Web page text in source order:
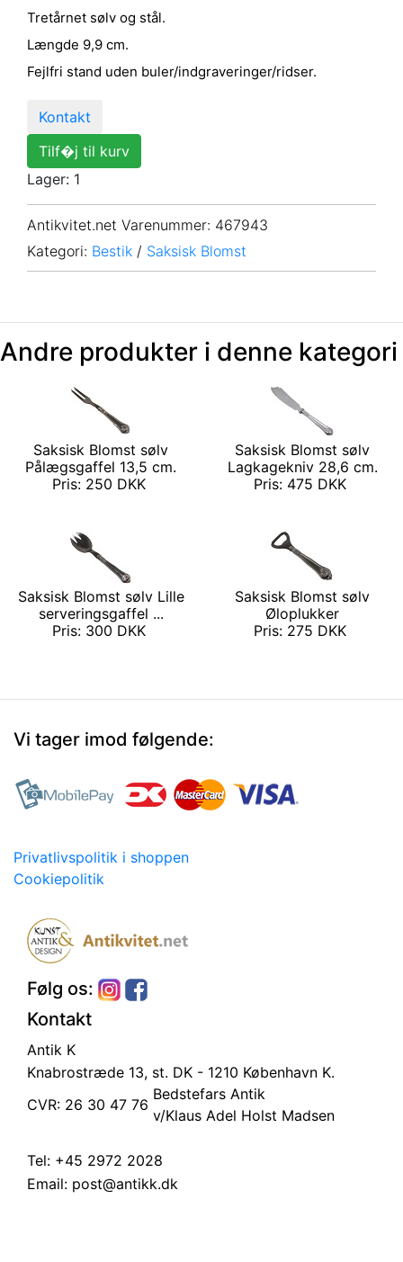
Tretårnet sølv og stål.
Længde 9,9 cm.
Fejlfri stand uden buler/indgraveringer/ridser.
Kontakt
Tilf�j til kurv
Lager: 1
Antikvitet.net Varenummer: 467943
Kategori: Bestik / Saksisk Blomst
Andre produkter i denne kategori
Saksisk Blomst sølv
Pålægsgaffel 13,5 cm.
Pris: 250 DKK
Saksisk Blomst sølv
Lagkagekniv 28,6 cm.
Pris: 475 DKK
Saksisk Blomst sølv Lille
serveringsgaffel ...
Pris: 300 DKK
Saksisk Blomst sølv
Øloplukker
Pris: 275 DKK
Vi tager imod følgende:
Privatlivspolitik i shoppen
Cookiepolitik
Følg os:
Kontakt
Antik K
Knabrostræde 13, st. DK - 1210 København K.
CVR: 26 30 47 76
Bedstefars Antik
v/Klaus Adel Holst Madsen
Tel: +45 2972 2028
Email: post@antikk.dk